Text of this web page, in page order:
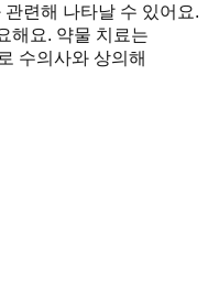
련해 나타날 수 있어요.
해요. 약물 치료는
수의사와 상의해